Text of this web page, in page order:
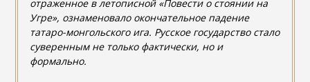
отраженное в летописной «Повести о стоянии на
Угре», ознаменовало окончательное падение
татаро-монгольского ига. Русское государство стало
суверенным не только фактически, но и
формально.